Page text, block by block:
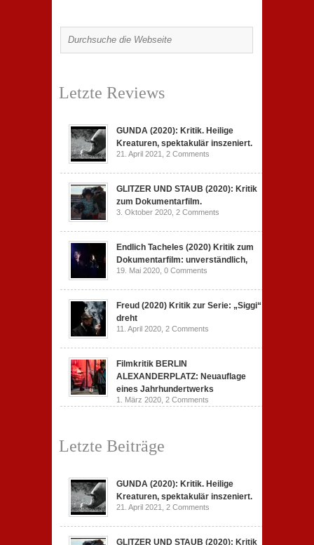
Letzte Reviews
GUNDA (2020): Kritik. Heilige
Kreaturen, spektakulär inszeniert.
21. April 2021, 2 Comments
GLITZER UND STAUB (2020): Kritik
zum Dokumentarfilm.
3. Oktober 2020, 2 Comments
Endlich Tacheles (2020) Kritik zum
Dokumentarfilm: unverständlich,
19. Mai 2020, 0 Comments
Freud (2020) Kritik zur Serie: „Siggi“
dreht
11. April 2020, 2 Comments
Filmkritik BERLIN
ALEXANDERPLATZ: Neuauflage
eines Jahrhundertwerks
1. März 2020, 2 Comments
Letzte Beiträge
GUNDA (2020): Kritik. Heilige
Kreaturen, spektakulär inszeniert.
21. April 2021, 2 Comments
GLITZER UND STAUB (2020): Kritik